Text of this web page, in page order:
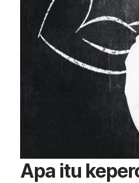
Apa itu